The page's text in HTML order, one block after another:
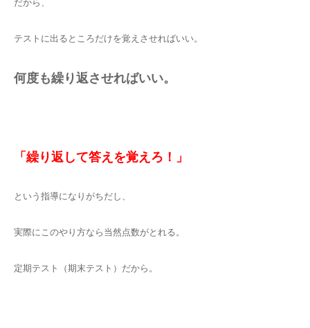
だから、
テストに出るところだけを覚えさせればいい。
何度も繰り返させればいい。
「繰り返して答えを覚えろ！」
という指導になりがちだし、
実際にこのやり方なら当然点数がとれる。
定期テスト（期末テスト）だから。